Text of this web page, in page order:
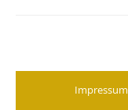
Impressum